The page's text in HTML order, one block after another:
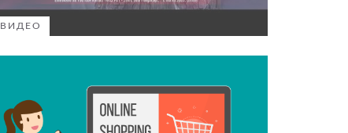
ВИДЕО